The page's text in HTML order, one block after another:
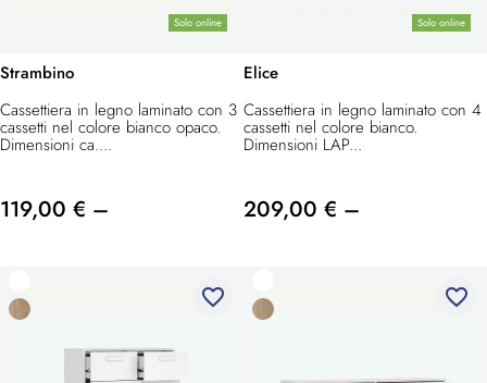
Solo online
Strambino
Cassettiera in legno laminato con 3
cassetti nel colore bianco opaco.
Dimensioni ca....
119,00 € –
Solo online
Elice
Cassettiera in legno laminato con 4
cassetti nel colore bianco.
Dimensioni LAP...
209,00 € –
favorite_border favorite_border